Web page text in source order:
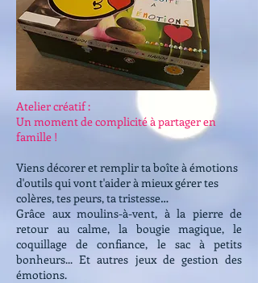
Atelier créatif :
Un moment de complicité à partager en
famille !
Viens décorer et remplir ta boîte à émotions
d'outils qui vont t'aider à mieux gérer tes
colères, tes peurs, ta tristesse…
Grâce aux moulins-à-vent, à la pierre de
retour au calme, la bougie magique, le
coquillage de confiance, le sac à petits
bonheurs... Et autres jeux de gestion des
émotions.